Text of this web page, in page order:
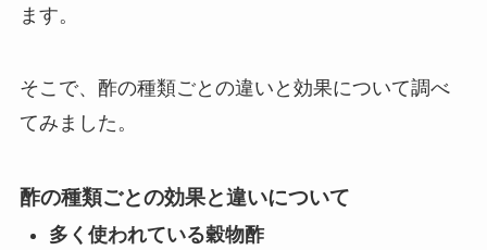
ます。
そこで、酢の種類ごとの違いと効果について調べ
てみました。
酢の種類ごとの効果と違いについて
多く使われている穀物酢